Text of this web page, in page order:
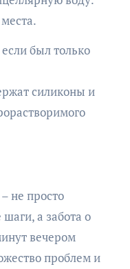
был только
силиконы и
не просто
а забота о
вечером
проблем и